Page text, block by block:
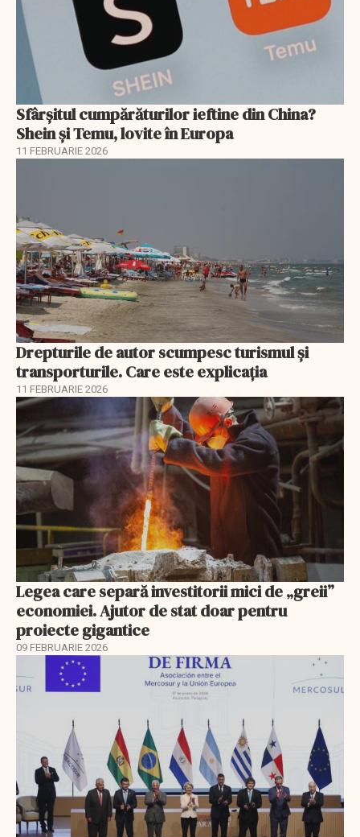
Sfârșitul cumpărăturilor ieftine din China?
Shein și Temu, lovite în Europa
11 FEBRUARIE 2026
Drepturile de autor scumpesc turismul și
transporturile. Care este explicația
11 FEBRUARIE 2026
Legea care separă investitorii mici de „greii”
economiei. Ajutor de stat doar pentru
proiecte gigantice
09 FEBRUARIE 2026